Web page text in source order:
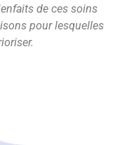
de ces soins
pour lesquelles